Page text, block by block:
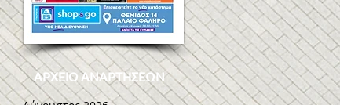
ΑΡΧΕΙΟ ΑΝΑΡΤΗΣΕΩΝ